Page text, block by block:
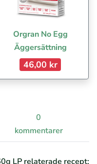
Orgran No Egg
Äggersättning
46,00 kr
0
kommentarer
LP relaterade recept: